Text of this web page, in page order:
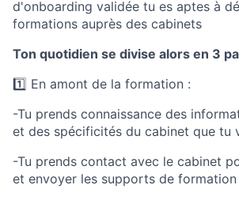
d'onboarding validée tu es aptes à
formations auprès des cabinets
Ton quotidien se divise alors en 3
1️⃣ En amont de la formation :
-Tu prends connaissance des
et des spécificités du cabinet que tu
-Tu prends contact avec le cabinet
et envoyer les supports de formation